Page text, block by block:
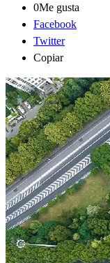
0Me gusta
Facebook
Twitter
Copiar